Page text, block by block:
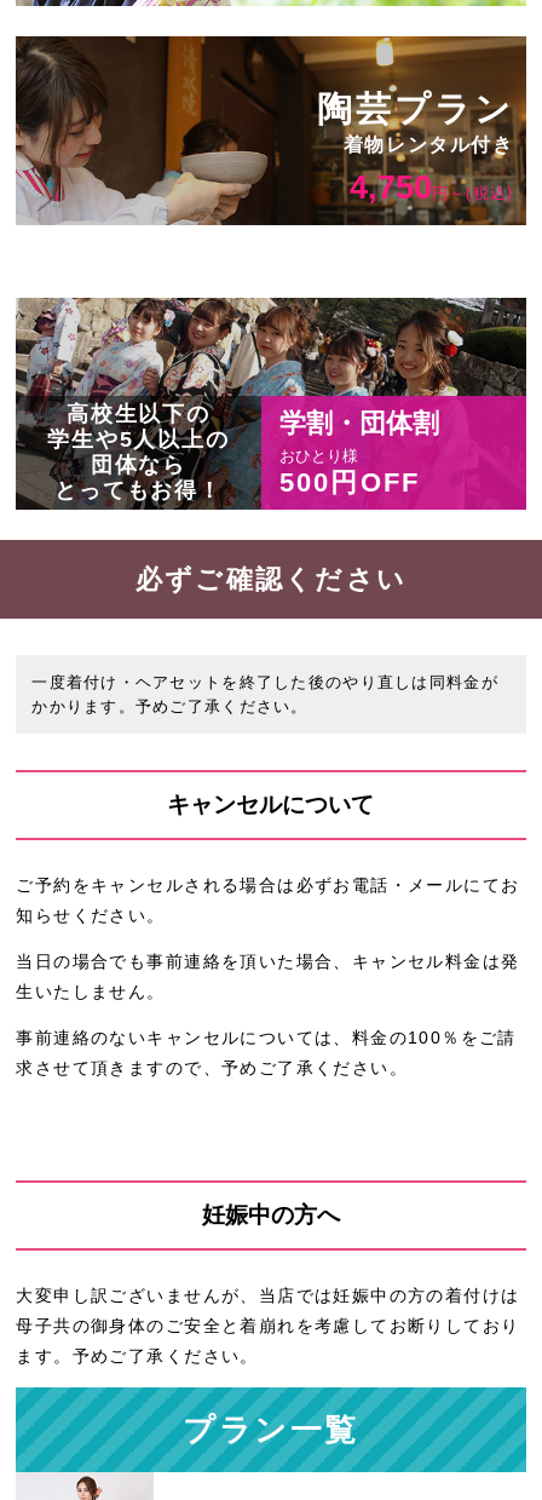
陶芸プラン
着物レンタル付き
4,750 円～(税込)
高校生以下の
学生や5人以上の
団体なら
とってもお得！
学割・団体割
おひとり様
500円OFF
必ずご確認ください
一度着付け・ヘアセットを終了した後のやり直しは同料金が
かかります。予めご了承ください。
キャンセルについて
ご予約をキャンセルされる場合は必ずお電話・メールにてお
知らせください。
当日の場合でも事前連絡を頂いた場合、キャンセル料金は発
生いたしません。
事前連絡のないキャンセルについては、料金の100％をご請
求させて頂きますので、予めご了承ください。
妊娠中の方へ
大変申し訳ございませんが、当店では妊娠中の方の着付けは
母子共の御身体のご安全と着崩れを考慮してお断りしており
ます。予めご了承ください。
プラン一覧